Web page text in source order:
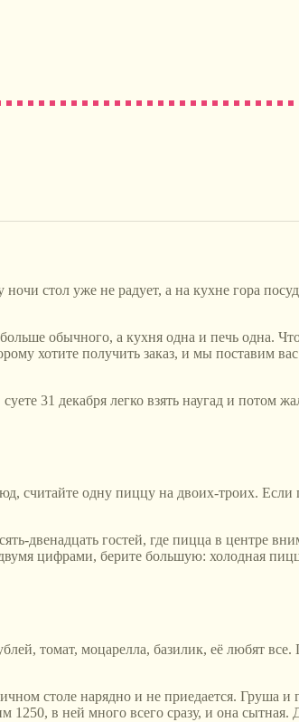
стол уже не радует, а на кухне гора
обычного, а кухня одна и печь одна.
хотите получить заказ, и мы поставим
31 декабря легко взять наугад и потом
считайте одну пиццу на двоих-троих. Если
двенадцать гостей, где пицца в центре
цифрами, берите большую: холодная
томат, моцарелла, базилик, её любят все.
столе нарядно и не приедается. Груша и
в ней много всего сразу, и она сытная.